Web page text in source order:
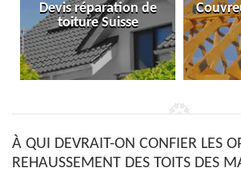
Devis réparation de
toiture Suisse
À QUI DEVRAIT-ON CONFIER LES
REHAUSSEMENT DES TOITS DES